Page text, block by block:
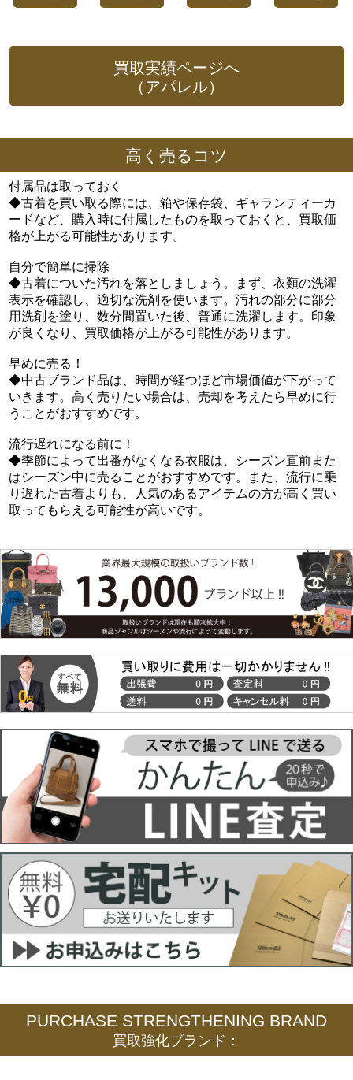
買取実績ページへ
（アパレル）
高く売るコツ
付属品は取っておく
◆古着を買い取る際には、箱や保存袋、ギャランティーカ
ードなど、購入時に付属したものを取っておくと、買取価
格が上がる可能性があります。
自分で簡単に掃除
◆古着についた汚れを落としましょう。まず、衣類の洗濯
表示を確認し、適切な洗剤を使います。汚れの部分に部分
用洗剤を塗り、数分間置いた後、普通に洗濯します。印象
が良くなり、買取価格が上がる可能性があります。
早めに売る！
◆中古ブランド品は、時間が経つほど市場価値が下がって
いきます。高く売りたい場合は、売却を考えたら早めに行
うことがおすすめです。
流行遅れになる前に！
◆季節によって出番がなくなる衣服は、シーズン直前また
はシーズン中に売ることがおすすめです。また、流行に乗
り遅れた古着よりも、人気のあるアイテムの方が高く買い
取ってもらえる可能性が高いです。
PURCHASE STRENGTHENING BRAND
買取強化ブランド：